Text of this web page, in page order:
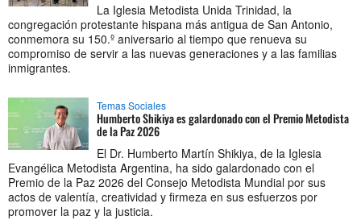
La Iglesia Metodista Unida Trinidad, la
congregación protestante hispana más antigua de San Antonio,
conmemora su 150.º aniversario al tiempo que renueva su
compromiso de servir a las nuevas generaciones y a las familias
inmigrantes.
Temas Sociales
Humberto Shikiya es galardonado con el Premio Metodista
de la Paz 2026
El Dr. Humberto Martín Shikiya, de la Iglesia
Evangélica Metodista Argentina, ha sido galardonado con el
Premio de la Paz 2026 del Consejo Metodista Mundial por sus
actos de valentía, creatividad y firmeza en sus esfuerzos por
promover la paz y la justicia.